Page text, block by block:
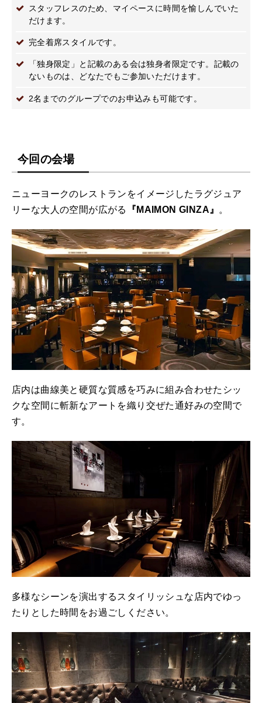
スタッフレスのため、マイペースに時間を愉しんでいた
だけます。
完全着席スタイルです。
「独身限定」と記載のある会は独身者限定です。記載の
ないものは、どなたでもご参加いただけます。
2名までのグループでのお申込みも可能です。
今回の会場
ニューヨークのレストランをイメージしたラグジュア
リーな大人の空間が広がる
『MAIMON GINZA』 。
店内は曲線美と硬質な質感を巧みに組み合わせたシッ
クな空間に斬新なアートを織り交ぜた通好みの空間で
す。
多様なシーンを演出するスタイリッシュな店内でゆっ
たりとした時間をお過ごしください。